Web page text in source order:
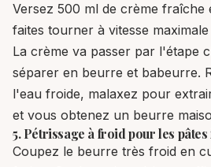
Versez 500 ml de crème fraîche
faites tourner à vitesse
La crème va passer par l'étape
séparer en beurre et babeurre.
l'eau froide, malaxez pour
et vous obtenez un beurre
5. Pétrissage à froid pour les
Coupez le beurre très froid en